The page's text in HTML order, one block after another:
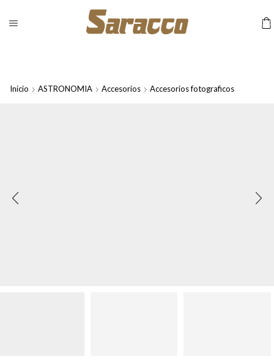
Inicio ASTRONOMIA Accesorios Accesorios fotograficos